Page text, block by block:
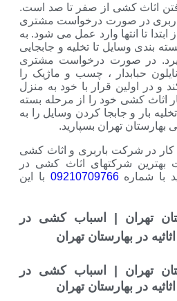
از صفر تا صد است.
درخواست مشتری
وارد عمل می شود. به
تا تخلیه و جابجایی
درخواست مشتری
، چسب و ماژیک را
با خود به منزل
را از مرحله بسته
کردن وسایل را به
بسپارید.
باربری و اثاث کشی
اثاث کشی در
با این
| اسباب کشی در
تهران
| اسباب کشی در
تهران